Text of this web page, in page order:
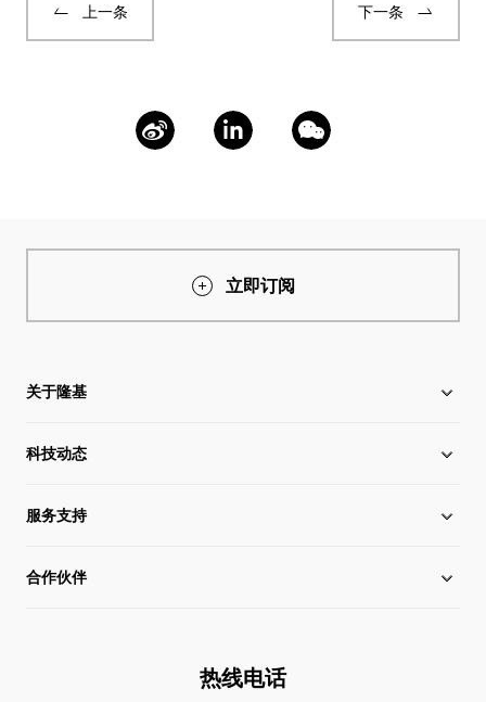
上一条 下一条
立即订阅
关于隆基
关于隆基
全球化布局
管理层信息
科技动态
硅片价格
行业动态
服务支持
下载中心
合作伙伴
热线电话